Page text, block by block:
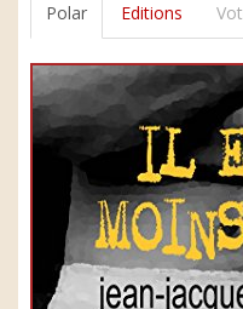
Polar Editions